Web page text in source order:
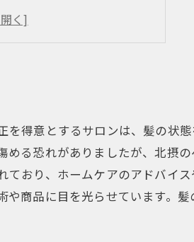
めするホームケアとは？
を学べる講座も！
得意とするサロンは、髪の状
る恐れがありましたが、北摂
おり、ホームケアのアドバイ
商品に目を光らせています。